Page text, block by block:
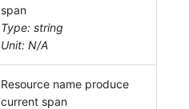
span
Type: string
Unit: N/A
Resource name produce
current span